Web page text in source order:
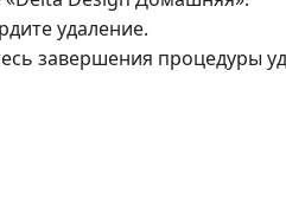
удаление.
завершения процедуры